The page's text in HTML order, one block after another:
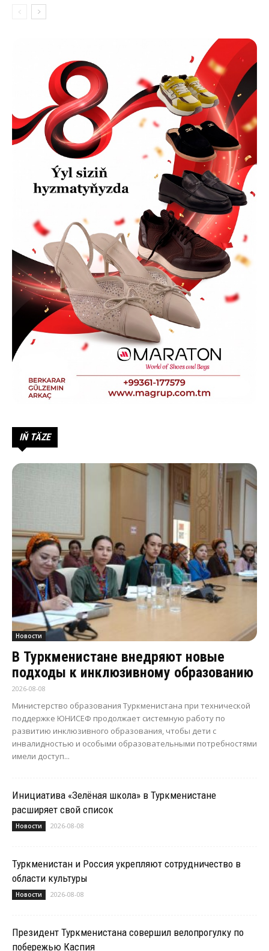
IŇ TÄZE
Новости
В Туркменистане внедряют новые
подходы к инклюзивному образованию
2026-08-08
Министерство образования Туркменистана при технической
поддержке ЮНИСЕФ продолжает системную работу по
развитию инклюзивного образования, чтобы дети с
инвалидностью и особыми образовательными потребностями
имели доступ...
Инициатива «Зелёная школа» в Туркменистане
расширяет свой список
Новости 2026-08-08
Туркменистан и Россия укрепляют сотрудничество в
области культуры
Новости 2026-08-08
Президент Туркменистана совершил велопрогулку по
побережью Каспия